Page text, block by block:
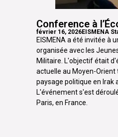
Conference à
février 16, 2026EISMENA
EISMENA a été invitée à
organisée avec les
Militaire. L'objectif était
actuelle au Moyen-Orient
paysage politique en Irak
L'événement s'est
Paris, en France.